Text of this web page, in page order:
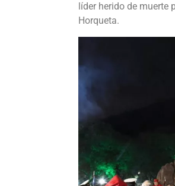
líder herido de muerte
Horqueta.